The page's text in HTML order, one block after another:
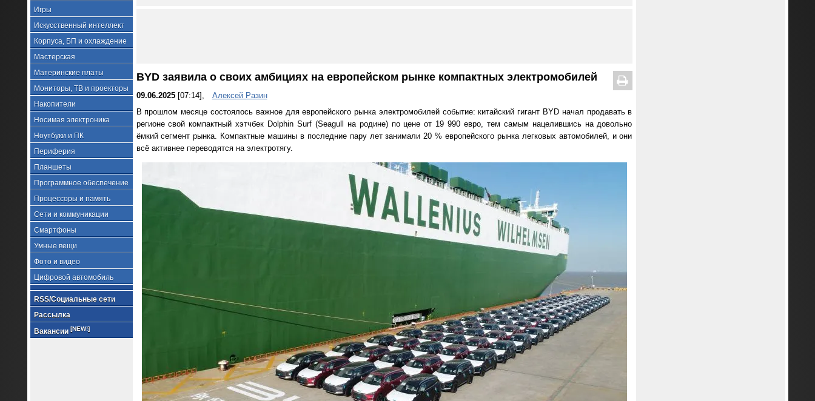
Игры
Искусственный интеллект
Корпуса, БП и охлаждение
Мастерская
Материнские платы
Мониторы, ТВ и проекторы
Накопители
Носимая электроника
Ноутбуки и ПК
Периферия
Планшеты
Программное обеспечение
Процессоры и память
Сети и коммуникации
Смартфоны
Умные вещи
Фото и видео
Цифровой автомобиль
RSS/Социальные сети
Рассылка
Вакансии [NEW!]
BYD заявила о своих амбициях на европейском рынке компактных электромобилей
09.06.2025[07:14],
Алексей Разин
В прошлом месяце состоялось важное для европейского рынка электромобилей событие: китайский гигант BYD начал продавать в
регионе свой компактный хэтчбек Dolphin Surf (Seagull на родине) по цене от 19 990 евро, тем самым нацелившись на довольно
ёмкий сегмент рынка. Компактные машины в последние пару лет занимали 20 % европейского рынка легковых автомобилей, и они
всё активнее переводятся на электротягу.